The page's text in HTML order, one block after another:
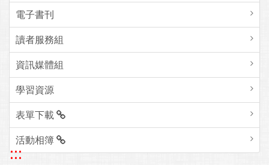
電子書刊
讀者服務組
資訊媒體組
學習資源
表單下載
活動相簿
:::